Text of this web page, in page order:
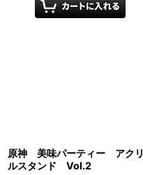
原神 美味パーティー アクリ
ルスタンド Vol.2